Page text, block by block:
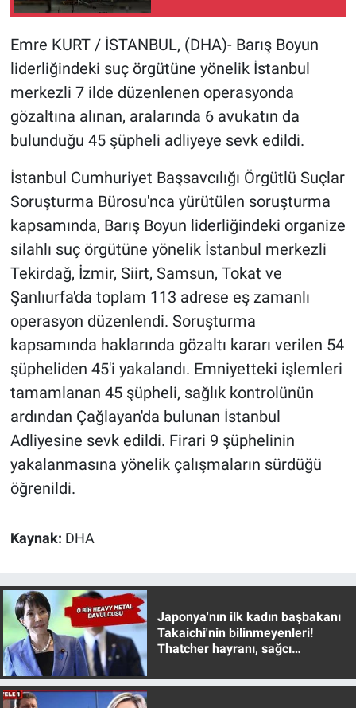
Emre KURT / İSTANBUL, (DHA)- Barış Boyun
liderliğindeki suç örgütüne yönelik İstanbul
merkezli 7 ilde düzenlenen operasyonda
gözaltına alınan, aralarında 6 avukatın da
bulunduğu 45 şüpheli adliyeye sevk edildi.
İstanbul Cumhuriyet Başsavcılığı Örgütlü Suçlar
Soruşturma Bürosu'nca yürütülen soruşturma
kapsamında, Barış Boyun liderliğindeki organize
silahlı suç örgütüne yönelik İstanbul merkezli
Tekirdağ, İzmir, Siirt, Samsun, Tokat ve
Şanlıurfa'da toplam 113 adrese eş zamanlı
operasyon düzenlendi. Soruşturma
kapsamında haklarında gözaltı kararı verilen 54
şüpheliden 45'i yakalandı. Emniyetteki işlemleri
tamamlanan 45 şüpheli, sağlık kontrolünün
ardından Çağlayan'da bulunan İstanbul
Adliyesine sevk edildi. Firari 9 şüphelinin
yakalanmasına yönelik çalışmaların sürdüğü
öğrenildi.
Kaynak: DHA
Japonya'nın ilk kadın başbakanı
Takaichi'nin bilinmeyenleri!
Thatcher hayranı, sağcı
Gündem Özel
Günün görüntüsü
Haber
Kimdir
Koronavirüs
Kültür Sanat
Ne demişti
Nedir
Popüler
Programlar
Sağlık
Türkiye'nin Geleceği
Türkiye'nin Gündemi
Yerel Gündem